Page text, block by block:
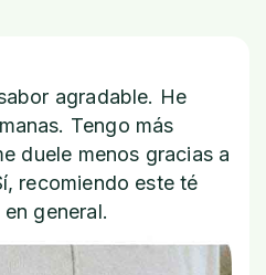
agradable. He
Tengo más
duele menos gracias a
recomiendo este té
general.